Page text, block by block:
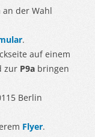
an der Wahl
.
auf einem
zur P9a bringen
Berlin
Flyer.